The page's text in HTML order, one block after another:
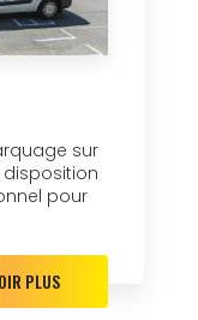
sur
disposition
pour
PLUS